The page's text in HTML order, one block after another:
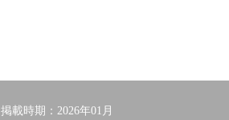
こども支援スタッフ
掲載時期：2026年01月